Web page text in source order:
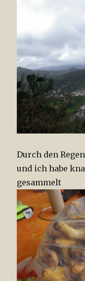
Durch den
und ich habe
gesammelt